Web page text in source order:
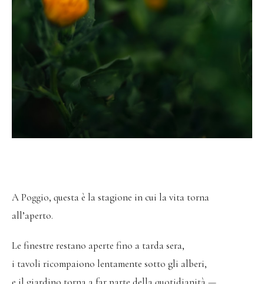
A Poggio, questa è la stagione in cui la vita torna
all’aperto.
Le finestre restano aperte fino a tarda sera,
i tavoli ricompaiono lentamente sotto gli alberi,